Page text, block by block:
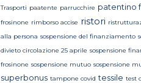
Trasporti paatente parrucchire patentino
frosinone rimborso accise ristori
alla persona sospensione del finanziamento
divieto circolazione 25 aprile sospensione
frosinone sospensione mutuo sospensione
superbonus tampone covid tessile test